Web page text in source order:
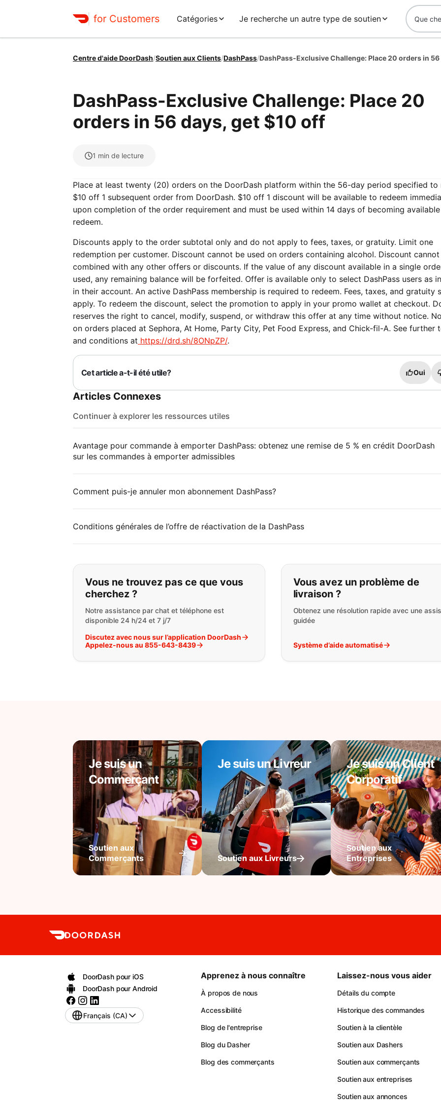
for Customers Catégories Je recherche un autre type de soutien
Centre d'aide DoorDash/Soutien aux Clients/DashPass/
DashPass-Exclusive Challenge: Place 20
orders in 56 days, get $10 off
1 min de lecture
Place at least twenty (20) orders on the DoorDash platform within the 56-day period specified to
$10 off 1 subsequent order from DoorDash. $10 off 1 discount will be available to redeem
upon completion of the order requirement and must be used within 14 days of becoming
redeem.
Discounts apply to the order subtotal only and do not apply to fees, taxes, or gratuity. Limit one
redemption per customer. Discount cannot be used on orders containing alcohol. Discount
combined with any other offers or discounts. If the value of any discount available in a single
used, any remaining balance will be forfeited. Offer is available only to select DashPass users as
in their account. An active DashPass membership is required to redeem. Fees, taxes, and gratuity
apply. To redeem the discount, select the promotion to apply in your promo wallet at checkout.
reserves the right to cancel, modify, suspend, or withdraw this offer at any time without notice.
on orders placed at Sephora, At Home, Party City, Pet Food Express, and Chick-fil-A. See further
and conditions at https://drd.sh/8ONpZP/.
Cet article a-t-il été utile? Oui
Articles Connexes
Continuer à explorer les ressources utiles
Avantage pour commande à emporter DashPass: obtenez une remise de 5 % en crédit DoorDash
sur les commandes à emporter admissibles
Comment puis-je annuler mon abonnement DashPass?
Conditions générales de l’offre de réactivation de la DashPass
Si vous ne trouvez pas ce que vous cherchez:
Vous ne trouvez pas ce que vous
cherchez ?
Notre assistance par chat et téléphone est
disponible 24 h/24 et 7 j/7
Discutez avec nous sur l’application DoorDash
Appelez-nous au 855-643-8439
Vous avez un problème de
livraison ?
Obtenez une résolution rapide avec une
guidée
Système d’aide automatisé
Je suis un
Commerçant
Soutien aux
Commerçants
Je suis un Livreur
Soutien aux Livreurs
Je suis un Client
Corporatif
Soutien aux
Entreprises
DoorDash pour iOS
DoorDash pour Android
Français (CA)
Apprenez à nous connaître
À propos de nous
Accessibilité
Blog de l'entreprise
Blog du Dasher
Blog des commerçants
Laissez-nous vous aider
Détails du compte
Historique des commandes
Soutien à la clientèle
Soutien aux Dashers
Soutien aux commerçants
Soutien aux entreprises
Soutien aux annonces